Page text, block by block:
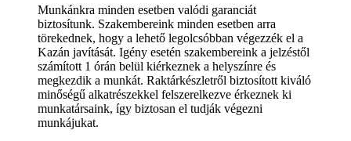
Munkánkra minden esetben valódi garanciát
biztosítunk. Szakembereink minden esetben arra
törekednek, hogy a lehető legolcsóbban végezzék el a
Kazán javítását. Igény esetén szakembereink a jelzéstől
számított 1 órán belül kiérkeznek a helyszínre és
megkezdik a munkát. Raktárkészletről biztosított kiváló
minőségű alkatrészekkel felszerelkezve érkeznek ki
munkatársaink, így biztosan el tudják végezni
munkájukat.